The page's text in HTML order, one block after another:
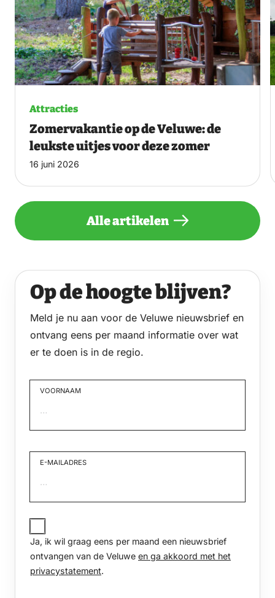
Attracties
Zomervakantie op de Veluwe: de
leukste uitjes voor deze zomer
16 juni 2026
Alle artikelen
Op de hoogte blijven?
Meld je nu aan voor de Veluwe nieuwsbrief en
ontvang eens per maand informatie over wat
er te doen is in de regio.
VOORNAAM
E-MAILADRES
JA,
IK
WIL
GRAAG
EENS
PER
Ja, ik wil graag eens per maand een nieuwsbrief
ontvangen van de Veluwe en ga akkoord met het
privacystatement.